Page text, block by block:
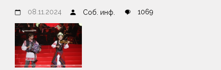
08.11.2024 Соб. инф. 1069